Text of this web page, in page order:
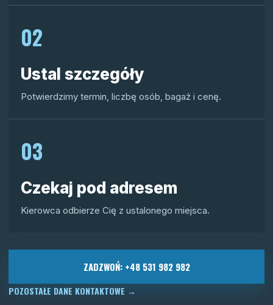
02
Ustal szczegóły
Potwierdzimy termin, liczbę osób, bagaż i cenę.
03
Czekaj pod adresem
Kierowca odbierze Cię z ustalonego miejsca.
ZADZWOŃ: +48 531 982 982
POZOSTAŁE DANE KONTAKTOWE →